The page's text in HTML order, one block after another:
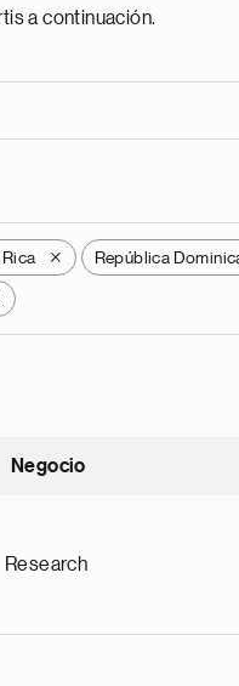
a continuación.
X República
Negocio
Research